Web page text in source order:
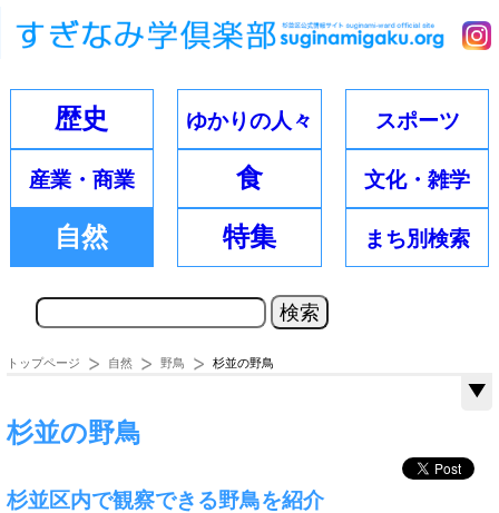
歴史 ゆかりの人々 スポーツ
産業・ 商業 食 文化・雑学
自然 特集 まち別検索
トップページ 自然 野鳥 杉並の野鳥
杉並の野鳥
杉並区内で観察できる野鳥を紹介